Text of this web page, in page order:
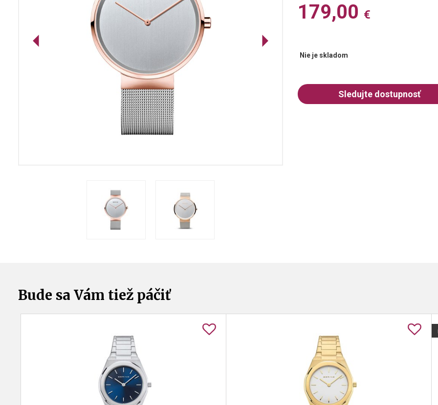
179,00 €
Nie je skladom
Bude sa Vám tiež páčiť